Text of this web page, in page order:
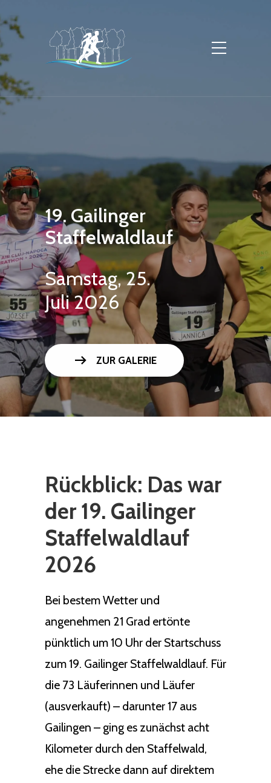
19. Gailinger
Staffelwaldlauf
Samstag, 25.
Juli 2026
arrow_right_alt ZUR GALERIE
Rückblick: Das war
der 19. Gailinger
Staffelwaldlauf
2026
Bei bestem Wetter und
angenehmen 21 Grad ertönte
pünktlich um 10 Uhr der Startschuss
zum 19. Gailinger Staffelwaldlauf. Für
die 73 Läuferinnen und Läufer
(ausverkauft) – darunter 17 aus
Gailingen – ging es zunächst acht
Kilometer durch den Staffelwald,
ehe die Strecke dann auf direktem